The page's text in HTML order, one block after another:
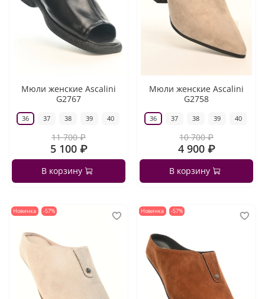
Мюли женские Ascalini
G2767
36 37 38 39 40
11 700 ₽
5 100 ₽
В корзину
Мюли женские Ascalini
G2758
36 37 38 39 40
10 700 ₽
4 900 ₽
В корзину
Новинка -57% Новинка -57%